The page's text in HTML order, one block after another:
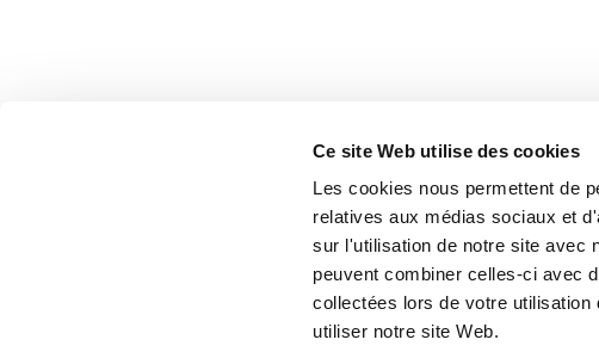
Ce site Web utilise des cookies
Les cookies nous permettent de
relatives aux médias sociaux et
sur l'utilisation de notre site avec
peuvent combiner celles-ci avec
collectées lors de votre
utiliser notre site Web.